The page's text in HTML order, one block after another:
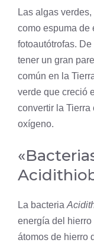
Las algas
como espuma de
fotoautótrofas.
tener un gran
común en la
verde que creció
convertir la Tierra
oxígeno.
La bacteria
energía del
átomos de hierro